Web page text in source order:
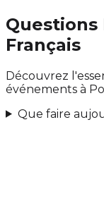
Questions
Français
Découvrez
événements à
Que faire